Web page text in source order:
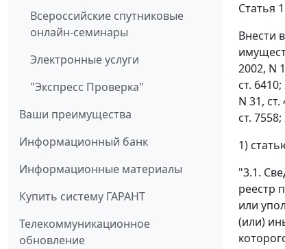
Всероссийские спутниковые
онлайн-семинары
Электронные услуги
"Экспресс Проверка"
Ваши преимущества
Информационный банк
Информационные материалы
Купить систему ГАРАНТ
Телекоммуникационное
обновление
Статья 1
Внести
2002, N
ст.
N 31,
ст.
1)
"3.1.
реестр
или
(или)